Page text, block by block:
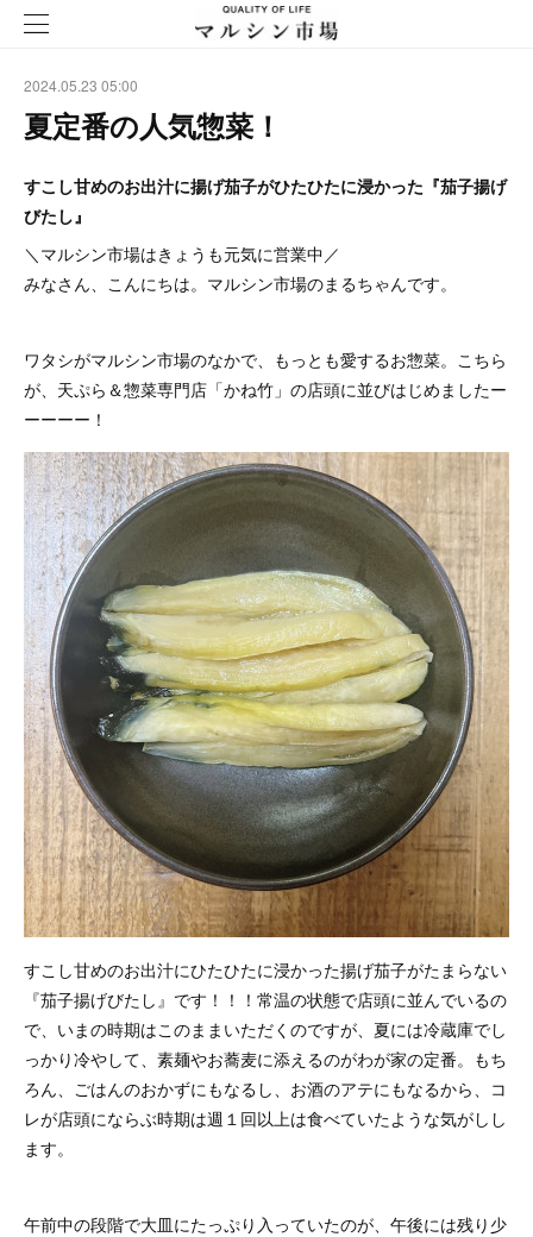
2024.05.23 05:00
夏定番の人気惣菜！
すこし甘めのお出汁に揚げ茄子がひたひたに浸かった『茄子揚げ
びたし』
＼マルシン市場はきょうも元気に営業中／
みなさん、こんにちは。マルシン市場のまるちゃんです。
ワタシがマルシン市場のなかで、もっとも愛するお惣菜。こちら
が、天ぷら＆惣菜専門店「かね竹」の店頭に並びはじめましたー
ーーーー！
すこし甘めのお出汁にひたひたに浸かった揚げ茄子がたまらない
『茄子揚げびたし』です！！！常温の状態で店頭に並んでいるの
で、いまの時期はこのままいただくのですが、夏には冷蔵庫でし
っかり冷やして、素麺やお蕎麦に添えるのがわが家の定番。もち
ろん、ごはんのおかずにもなるし、お酒のアテにもなるから、コ
レが店頭にならぶ時期は週１回以上は食べていたような気がしし
ます。
午前中の段階で大皿にたっぷり入っていたのが、午後には残り少